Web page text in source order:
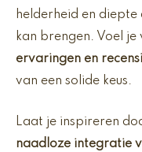
helderheid en diepte
kan brengen. Voel
ervaringen en
van een solide keus.
Laat je inspireren
naadloze integratie